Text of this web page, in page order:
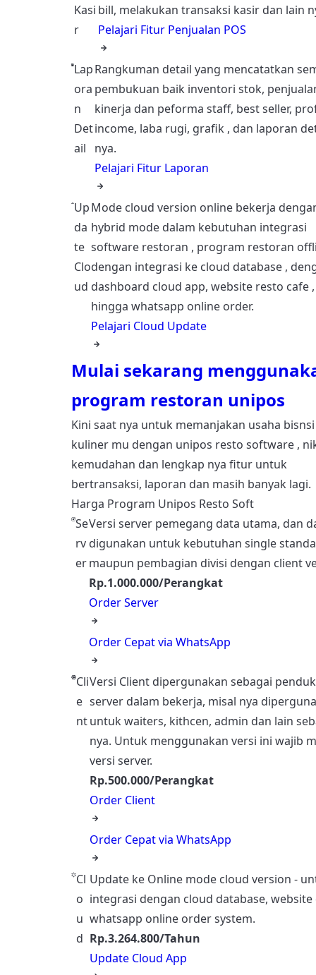
Kasi
r
bill, melakukan transaksi kasir dan lain
Pelajari Fitur Penjualan POS
Lap
ora
n
Det
ail
Rangkuman detail yang mencatatkan
pembukuan baik inventori stok,
kinerja dan peforma staff, best seller,
income, laba rugi, grafik , dan laporan
nya.
Pelajari Fitur Laporan
Up
da
te
Clo
ud
Mode cloud version online bekerja
hybrid mode dalam kebutuhan integrasi
software restoran , program restoran
dengan integrasi ke cloud database ,
dashboard cloud app, website resto cafe ,
hingga whatsapp online order.
Pelajari Cloud Update
Mulai sekarang
program restoran unipos
Kini saat nya untuk memanjakan usaha bisnsi
kuliner mu dengan unipos resto software ,
kemudahan dan lengkap nya fitur untuk
bertransaksi, laporan dan masih banyak lagi.
Harga Program Unipos Resto Soft
Se
rv
er
Versi server pemegang data utama, dan
digunakan untuk kebutuhan single
maupun pembagian divisi dengan client
Rp.1.000.000/Perangkat
Order Server
Order Cepat via WhatsApp
Cli
e
nt
Versi Client dipergunakan sebagai
server dalam bekerja, misal nya
untuk waiters, kithcen, admin dan lain
nya. Untuk menggunakan versi ini wajib
versi server.
Rp.500.000/Perangkat
Order Client
Order Cepat via WhatsApp
Cl
o
u
d
Update ke Online mode cloud version -
integrasi dengan cloud database, website
whatsapp online order system.
Rp.3.264.800/Tahun
Update Cloud App